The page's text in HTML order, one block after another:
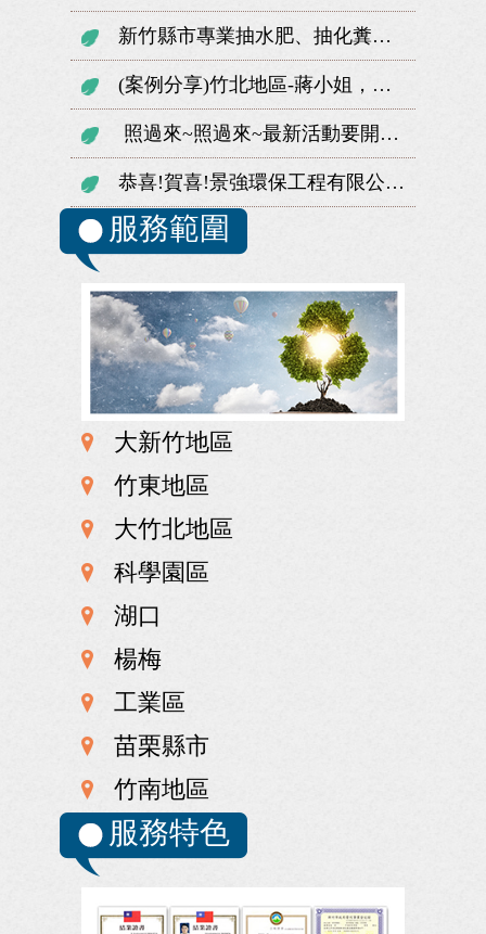
新竹縣市專業抽水肥、抽化糞池、抽運水肥、污水油渣、包通馬桶、包通水管...
(案例分享)竹北地區-蔣小姐，社區大樓水塔清洗服務
照過來~照過來~最新活動要開跑囉!隨時關注我們的活動資訊，絕對有你想不...
恭喜!賀喜!景強環保工程有限公司網站已上線囉!有任何問題歡迎來電諮詢
服務範圍
大新竹地區
竹東地區
大竹北地區
科學園區
湖口
楊梅
工業區
苗栗縣市
竹南地區
服務特色